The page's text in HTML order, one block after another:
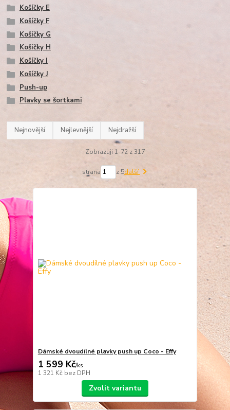
Košíčky E
Košíčky F
Košíčky G
Košíčky H
Košíčky I
Košíčky J
Push-up
Plavky se šortkami
Nejnovější Nejlevnější Nejdražší
Zobrazuji 1-72 z 317
strana z 5další
Dámské dvoudílné plavky push up Coco - Effy
1 599 Kč/ks
1 321 Kč bez DPH
Zvolit variantu